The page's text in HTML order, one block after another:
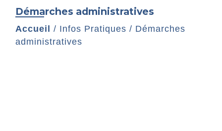
Démarches administratives
Accueil / Infos Pratiques / Démarches
administratives